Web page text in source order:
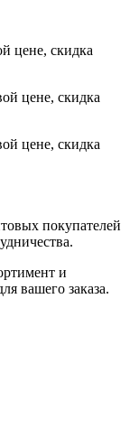
цене, скидка
цене, скидка
цене, скидка
покупателей
и
вашего заказа.